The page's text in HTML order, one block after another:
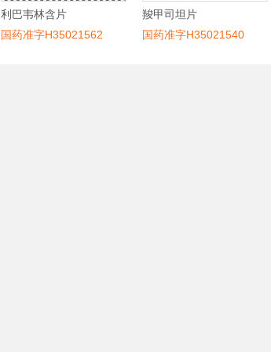
利巴韦林含片
国药准字H35021562
羧甲司坦片
国药准字H35021540